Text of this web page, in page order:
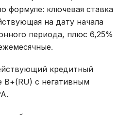
формуле: ключевая ставка
на дату начала
периода, плюс 6,25%
кредитный
В+(RU) с негативным